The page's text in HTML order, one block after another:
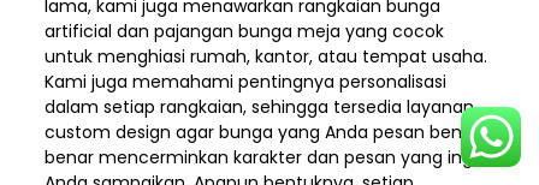
lama, kami juga menawarkan rangkaian bunga
artificial dan pajangan bunga meja yang cocok
untuk menghiasi rumah, kantor, atau tempat usaha.
Kami juga memahami pentingnya personalisasi
dalam setiap rangkaian, sehingga tersedia layanan
custom design agar bunga yang Anda pesan benar-
benar mencerminkan karakter dan pesan yang ingin